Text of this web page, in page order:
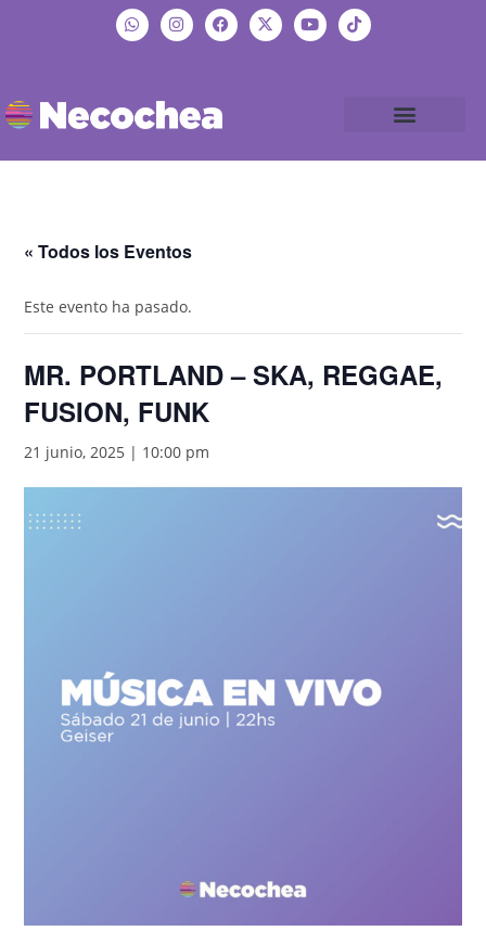
« Todos los Eventos
Este evento ha pasado.
MR. PORTLAND – SKA, REGGAE,
FUSION, FUNK
21 junio, 2025 | 10:00 pm